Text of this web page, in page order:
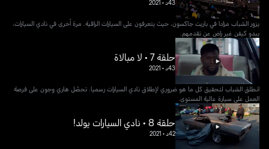
43د •
2021
يزور الشباب مزادا في باريت جاكسون، حيث يتعرفون على السيارات الراقية. مرة أخرى في نادي السيارات،
يبدو كيفن غير راض عن تقدمهم.
حلقة 7 • لا مبالاة
43د •
2021
انطلق الشباب لتحقيق كل ما هو ضروري لإطلاق نادي السيارات رسميا. تحصّل هاري وجون على فرصة
العمل على سيارة عالية المستوى.
حلقة 8 • نادي السيارات يولد!
42د •
2021